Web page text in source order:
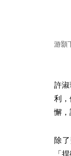
游顥